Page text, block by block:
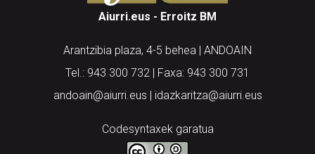
Aiurri.eus - Erroitz BM
Arantzibia plaza, 4-5 behea | ANDOAIN
Tel.: 943 300 732 | Faxa: 943 300 731
andoain@aiurri.eus | idazkaritza@aiurri.eus
Codesyntaxek garatua